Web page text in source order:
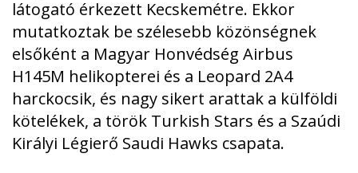
látogató érkezett Kecskemétre. Ekkor
mutatkoztak be szélesebb közönségnek
elsőként a Magyar Honvédség Airbus
H145M helikopterei és a Leopard 2A4
harckocsik, és nagy sikert arattak a külföldi
kötelékek, a török Turkish Stars és a Szaúdi
Királyi Légierő Saudi Hawks csapata.